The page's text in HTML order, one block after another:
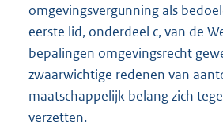
omgevingsvergunning als
eerste lid, onderdeel c, van de
bepalingen omgevingsrecht
zwaarwichtige redenen van
maatschappelijk belang zich
verzetten.